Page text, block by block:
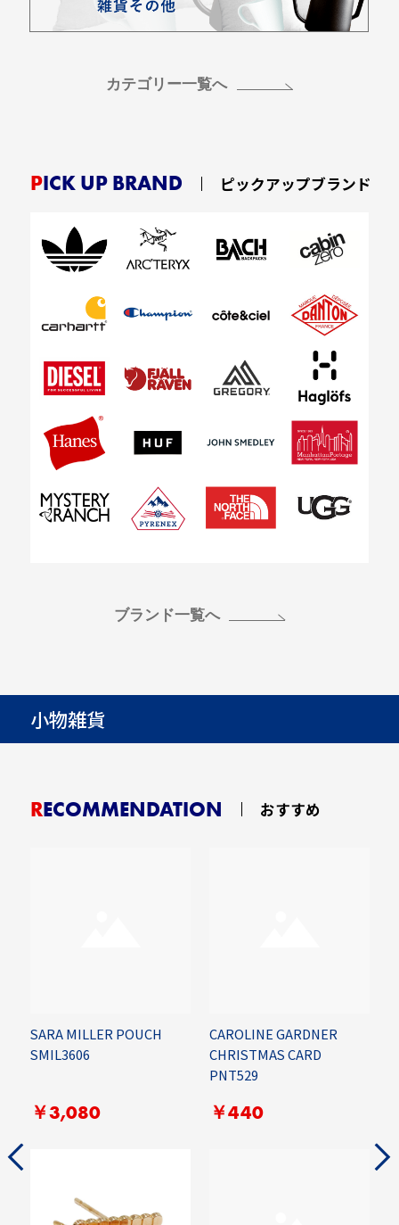
お買い物を続ける カートへ進む
カテゴリー一覧へ
PICK UP BRAND ピックアップブランド
ブランド一覧へ
小物雑貨
RECOMMENDATION おすすめ
SARA MILLER POUCH
SMIL3606
￥3,080
CAROLINE GARDNER
CHRISTMAS CARD
PNT529
￥440